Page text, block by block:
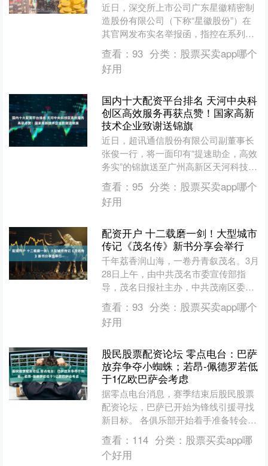
近日，深交所上市公司广东星徽精密制
造股份有限公司（下称“星徽股份”）在
其官网发布实名举报函，指控在系列诉
讼中“可能存在法官向对方当事人违法泄
露审判工作秘密，甚至....
查看： 93 分类： 股票买卖app哪个
好用
国内十大配资平台排名 天河中央科
创区高效服务再获点赞！国家高新
技术企业致谢送锦旗
近日，超讯通信股份有限公司副董事长
张俊一行，将一面印有“提速助企，高效
务实”的锦旗送至广州高新区天河科技园
管委会，由衷感谢园区在企业更名、新
设子公司等事项中提供....
查看： 95 分类： 股票买卖app哪个
好用
配资开户 十二载磨一剑！大型城市
传记《茂名传》新书分享会举行
千年荔香润山海，一卷丹青叙茂名。3月
28日上午，由中共茂名市委宣传部指
导，茂名日报社主办，中共茂南区委宣
传部、中共电白区委宣传部、茂南区文
化广电旅游体育局、电白....
查看： 93 分类： 股票买卖app哪个
好用
股民股票配资论坛 零点电台：巴萨
放弃争夺小蜘蛛；若昂-佩德罗若低
于1亿欧巴萨会考虑
据零点电台消息，赛季结束后股民股票
配资论坛，巴萨已开始为锋线引援寻找
新目标。 各俱乐部开始着手准备转会市
场，今年的夏窗比较特殊，因为美加墨
世界杯将在未来几周进行....
查看： 114 分类： 股票买卖app哪
个好用